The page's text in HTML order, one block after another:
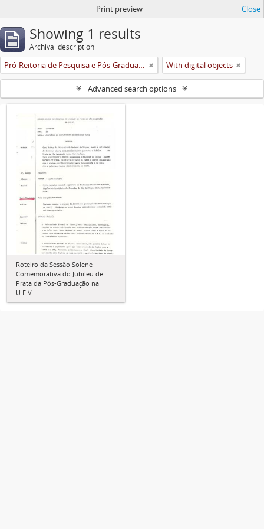
Print preview Close
Showing 1 results
Archival description
Pró-Reitoria de Pesquisa e Pós-Graduação With digital objects
Advanced search options
Roteiro da Sessão Solene
Comemorativa do Jubileu de
Prata da Pós-Graduação na
U.F.V.